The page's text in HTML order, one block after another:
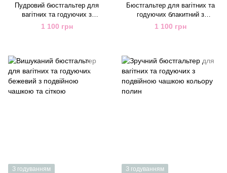
Пудровий бюстгальтер для
вагітних та годуючих з
подвійною чашкою з
мереживом
1 100 грн
Бюстгальтер для вагітних та
годуючих блакитний з
подвійною чашкою зі знімними
вкладишами
1 100 грн
З годуванням
З годуванням